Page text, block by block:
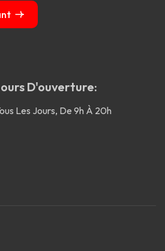
D'ouverture:
Les Jours, De 9h À 20h